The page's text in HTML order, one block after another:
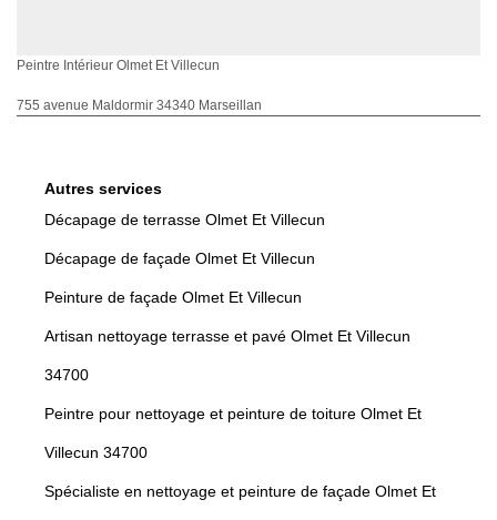
Peintre Intérieur Olmet Et Villecun
755 avenue Maldormir 34340 Marseillan
Autres services
Décapage de terrasse Olmet Et Villecun
Décapage de façade Olmet Et Villecun
Peinture de façade Olmet Et Villecun
Artisan nettoyage terrasse et pavé Olmet Et Villecun
34700
Peintre pour nettoyage et peinture de toiture Olmet Et
Villecun 34700
Spécialiste en nettoyage et peinture de façade Olmet Et